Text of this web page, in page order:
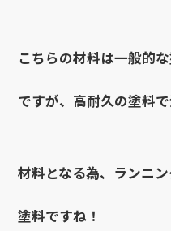
こちらの材料は一般的
ですが、高耐久の塗料
材料となる為、ランニ
塗料ですね！